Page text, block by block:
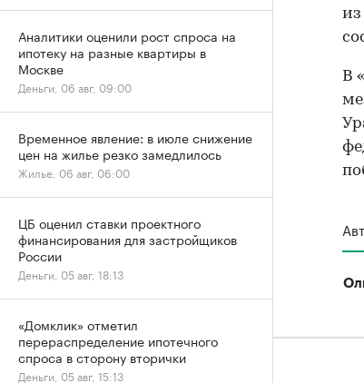
В
Аналитики оценили рост спроса на
ипотеку на разные квартиры в
Москве
Деньги, 06 авг, 09:00
Временное явление: в июле снижение
цен на жилье резко замедлилось
Жилье, 06 авг, 06:00
ЦБ оценил ставки проектного
финансирования для застройщиков
России
Деньги, 05 авг, 18:13
«Домклик» отметил
перераспределение ипотечного
спроса в сторону вторички
Деньги, 05 авг, 15:13